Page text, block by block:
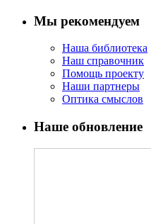
Мы рекомендуем
Наша библиотека
Наш справочник
Помощь проекту
Наши партнеры
Оптика смыслов
Наше обновление